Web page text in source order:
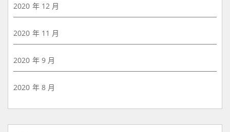
2020 年 12 月
2020 年 11 月
2020 年 9 月
2020 年 8 月